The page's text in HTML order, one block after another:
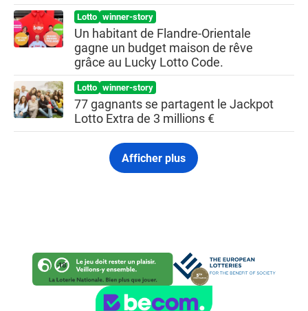
Lotto winner-story
Un habitant de Flandre-Orientale
gagne un budget maison de rêve
grâce au Lucky Lotto Code.
Lotto winner-story
77 gagnants se partagent le Jackpot
Lotto Extra de 3 millions €
Afficher plus